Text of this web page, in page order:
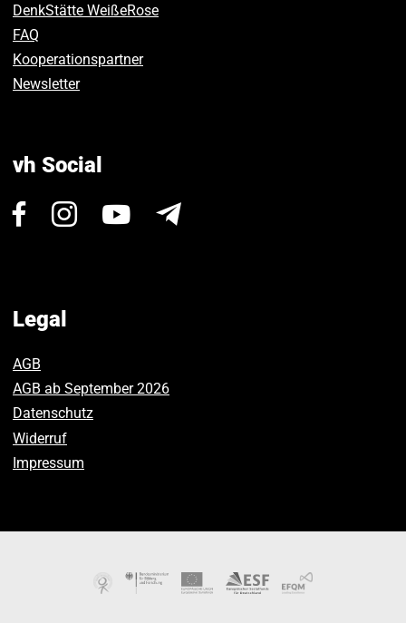
DenkStätte WeißeRose
FAQ
Kooperationspartner
Newsletter
vh Social
Visit Visit
Visit
Legal
AGB
AGB ab September 2026
Datenschutz
Widerruf
Impressum